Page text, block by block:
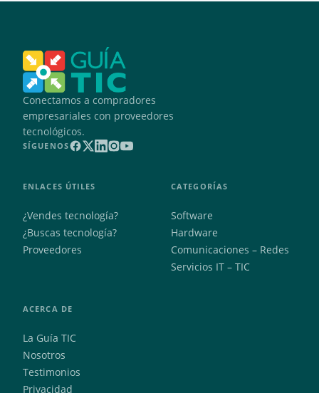
Conectamos a compradores
empresariales con proveedores
tecnológicos.
SÍGUENOS
ENLACES ÚTILES
¿Vendes tecnología?
¿Buscas tecnología?
Proveedores
CATEGORÍAS
Software
Hardware
Comunicaciones – Redes
Servicios IT – TIC
ACERCA DE
La Guía TIC
Nosotros
Testimonios
Privacidad